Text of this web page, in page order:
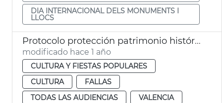
DIA INTERNACIONAL DELS MONUMENTS I
LLOCS
Protocolo protección patrimonio histórico de València Fallas 2025
modificado hace 1 año
CULTURA Y FIESTAS POPULARES
CULTURA
FALLAS
TODAS LAS AUDIENCIAS
VALENCIA